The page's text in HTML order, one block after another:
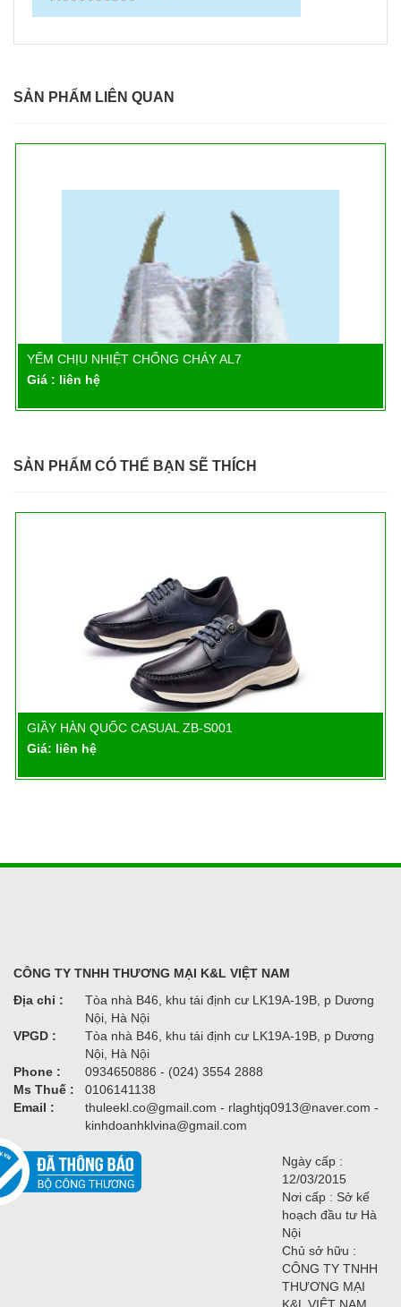
SẢN PHẨM LIÊN QUAN
Chi tiết
YẾM CHỊU NHIỆT CHỐNG CHÁY AL7
Giá : liên hệ
SẢN PHẨM CÓ THỂ BẠN SẼ THÍCH
Chi tiết
GIẦY HÀN QUỐC CASUAL ZB-S001
Giá: liên hệ
CÔNG TY TNHH THƯƠNG MẠI K&L VIỆT NAM
Địa chỉ :
Tòa nhà B46, khu tái định cư LK19A-19B, p Dương
Nội, Hà Nội
VPGD :
Tòa nhà B46, khu tái định cư LK19A-19B, p Dương
Nội, Hà Nội
Phone :
0934650886 - (024) 3554 2888
Ms Thuế :
0106141138
Email :
thuleekl.co@gmail.com - rlaghtjq0913@naver.com -
kinhdoanhklvina@gmail.com
Ngày cấp :
12/03/2015
Nơi cấp : Sở kế
hoạch đầu tư Hà
Nội
Chủ sở hữu :
CÔNG TY TNHH
THƯƠNG MẠI